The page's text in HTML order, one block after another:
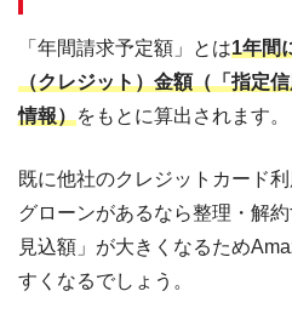
「年間請求予定額」とは1年間
（クレジット）金額（「指定
情報）をもとに算出されます。
既に他社のクレジットカード
グローンがあるなら整理・解
見込額」が大きくなるため
すくなるでしょう。